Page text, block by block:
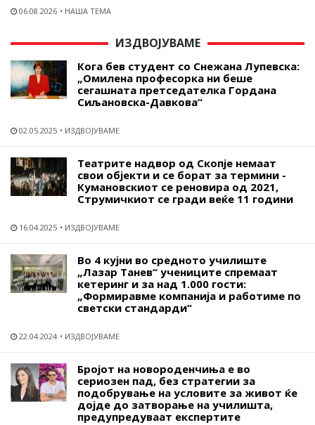
06.08.2026 НАША ТЕМА
ИЗДВОЈУВАМЕ
Кога бев студент со Снежана Лупевска:
„Омилена професорка ни беше
сегашната претседателка Гордана
Сиљановска-Давкова“
02.05.2025 ИЗДВОЈУВАМЕ
Театрите надвор од Скопје немаат
свои објекти и се борат за термини -
Кумановскиот се реновира од 2021,
Струмичкиот се гради веќе 11 години
16.04.2025 ИЗДВОЈУВАМЕ
Во 4 кујни во средното училиште
„Лазар Танев“ учениците спремаат
кетеринг и за над 1.000 гости:
„Формиравме компанија и работиме по
светски стандарди“
22.04.2024 ИЗДВОЈУВАМЕ
Бројот на новороденчиња е во
сериозен пад, без стратегии за
подобрување на условите за живот ќе
дојде до затворање на училишта,
предупредуваат експертите